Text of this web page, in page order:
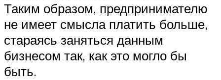
Таким образом, предпринимателю
не имеет смысла платить больше,
стараясь заняться данным
бизнесом так, как это могло бы
быть.